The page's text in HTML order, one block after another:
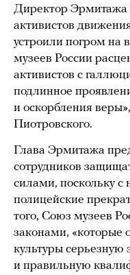
Директор Эрмитажа
активистов
устроили погром на
музеев России
активистов с
подлинное
и оскорбления
Пиотровского.
Глава Эрмитажа
сотрудников
силами, поскольку с
полицейские
того, Союз музеев
законами, «которые
культуры серьезную
и правильную